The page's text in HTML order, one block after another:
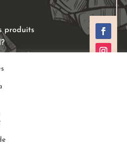
produits
de ventes